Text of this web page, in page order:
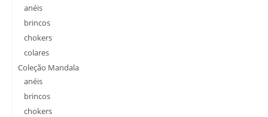
anéis
brincos
chokers
colares
Coleção Mandala
anéis
brincos
chokers